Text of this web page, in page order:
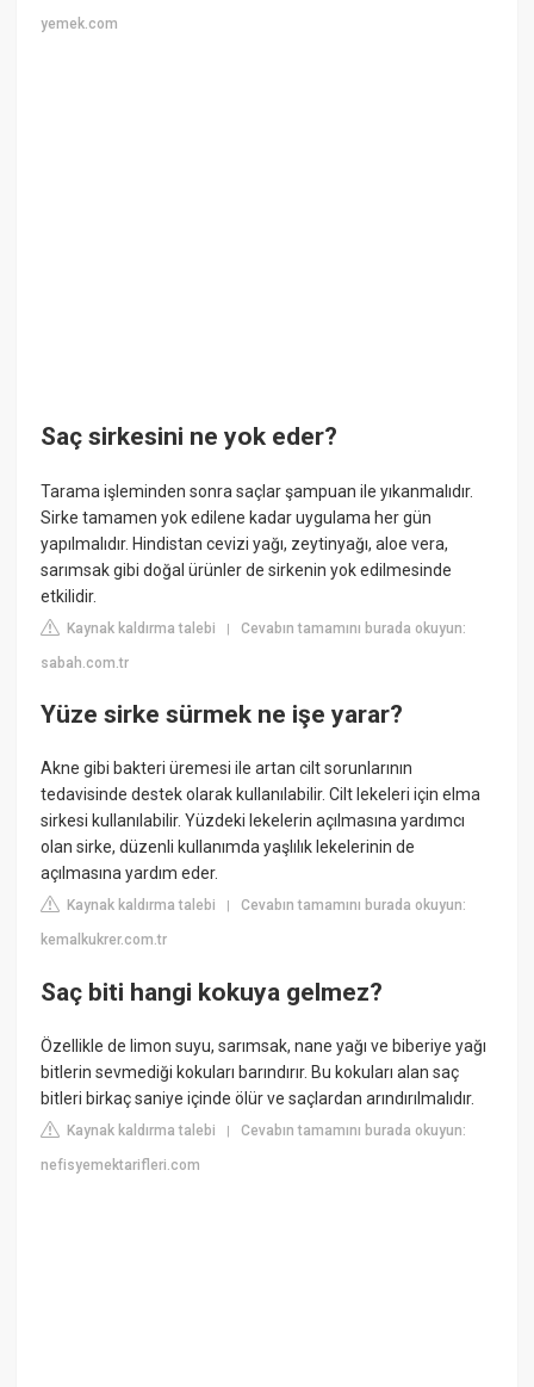
yemek.com
Saç sirkesini ne yok eder?
Tarama işleminden sonra saçlar şampuan ile yıkanmalıdır.
Sirke tamamen yok edilene kadar uygulama her gün
yapılmalıdır. Hindistan cevizi yağı, zeytinyağı, aloe vera,
sarımsak gibi doğal ürünler de sirkenin yok edilmesinde
etkilidir.
Kaynak kaldırma talebi |Cevabın tamamını burada okuyun:
sabah.com.tr
Yüze sirke sürmek ne işe yarar?
Akne gibi bakteri üremesi ile artan cilt sorunlarının
tedavisinde destek olarak kullanılabilir. Cilt lekeleri için elma
sirkesi kullanılabilir. Yüzdeki lekelerin açılmasına yardımcı
olan sirke, düzenli kullanımda yaşlılık lekelerinin de
açılmasına yardım eder.
Kaynak kaldırma talebi |Cevabın tamamını burada okuyun:
kemalkukrer.com.tr
Saç biti hangi kokuya gelmez?
Özellikle de limon suyu, sarımsak, nane yağı ve biberiye yağı
bitlerin sevmediği kokuları barındırır. Bu kokuları alan saç
bitleri birkaç saniye içinde ölür ve saçlardan arındırılmalıdır.
Kaynak kaldırma talebi |Cevabın tamamını burada okuyun:
nefisyemektarifleri.com